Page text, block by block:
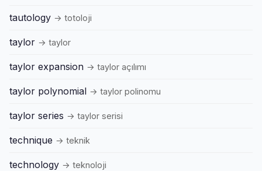
tautology → totoloji
taylor → taylor
taylor expansion → taylor açılımı
taylor polynomial → taylor polinomu
taylor series → taylor serisi
technique → teknik
technology → teknoloji